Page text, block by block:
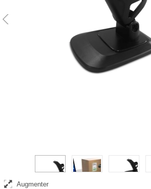
Support intelligent scanner en mode mains
Augmenter